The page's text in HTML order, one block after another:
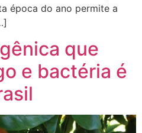
época do ano permite a
que
e bactéria é